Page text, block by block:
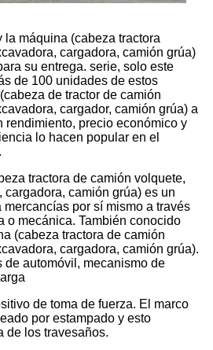
la máquina (cabeza tractora
cargadora, camión grúa)
su entrega. serie, solo este
de 100 unidades de estos
de tractor de camión
cargador, camión grúa) a
rendimiento, precio económico y
lo hacen popular en el
tractora de camión volquete,
cargadora, camión grúa) es un
por sí mismo a través
o mecánica. También conocido
(cabeza tractora de camión
cargadora, camión grúa).
de automóvil, mecanismo de
de toma de fuerza. El marco
por estampado y esto
de los travesaños.